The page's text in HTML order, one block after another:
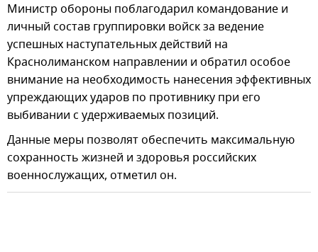
Министр обороны поблагодарил командование и
личный состав группировки войск за ведение
успешных наступательных действий на
Краснолиманском направлении и обратил особое
внимание на необходимость нанесения эффективных
упреждающих ударов по противнику при его
выбивании с удерживаемых позиций.
Данные меры позволят обеспечить максимальную
сохранность жизней и здоровья российских
военнослужащих, отметил он.